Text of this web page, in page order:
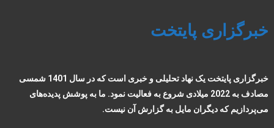
خبرگزاری پایتخت
خبرگزاری پایتخت یک نهاد تحلیلی و خبری است که در سال 1401 شمسی
مصادف به 2022 میلادی شروع به فعالیت نمود. ما به پوشش پدیده‌های
می‌پردازیم که دیگران مایل به گزارش آن نیست.